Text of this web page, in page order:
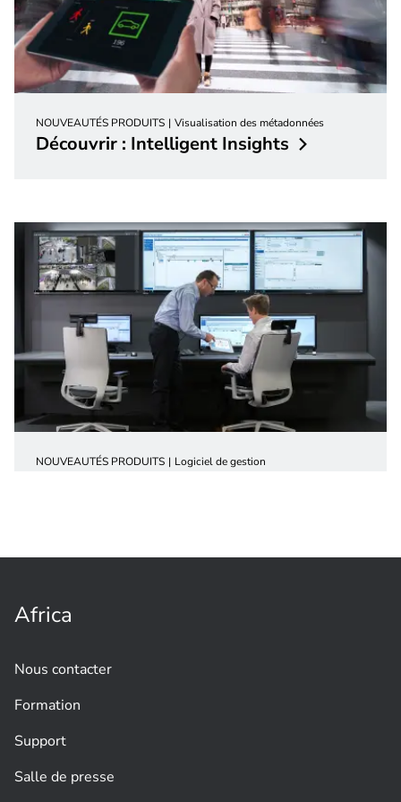
NOUVEAUTÉS PRODUITS Visualisation des métadonnées
Découvrir : Intelligent Insights
NOUVEAUTÉS PRODUITS Logiciel de gestion
Africa
Nous contacter
Formation
Support
Salle de presse